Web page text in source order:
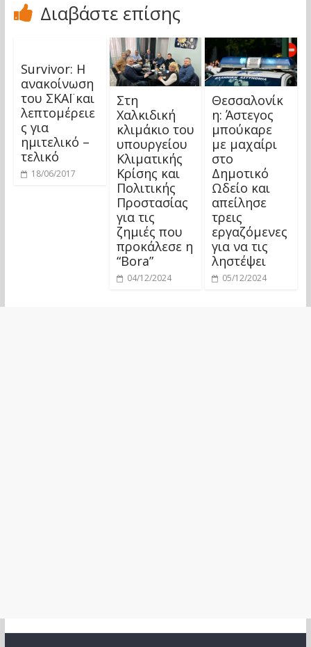
Διαβάστε επίσης
Survivor: Η
ανακοίνωση
του ΣΚΑΪ και
λεπτομέρειε
ς για
ημιτελικό –
τελικό
18/06/2017
Στη
Χαλκιδική
κλιμάκιο του
υπουργείου
Κλιματικής
Κρίσης και
Πολιτικής
Προστασίας
για τις
ζημιές που
προκάλεσε η
“Bora”
04/12/2024
Θεσσαλονίκ
η: Άστεγος
μπούκαρε
με μαχαίρι
στο
Δημοτικό
Ωδείο και
απείλησε
τρεις
εργαζόμενες
για να τις
ληστέψει
05/12/2024